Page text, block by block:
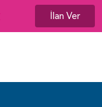
İlan Ver